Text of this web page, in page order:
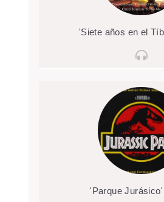
'Siete años en el
'Parque Jurásico'